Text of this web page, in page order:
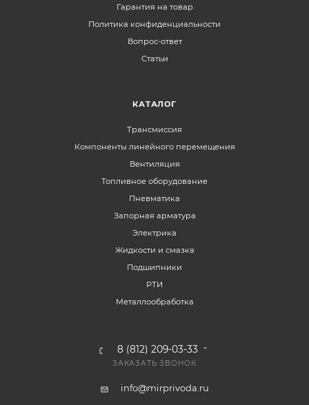
Гарантия на товар
Политика конфиденциальности
Вопрос-ответ
Статьи
КАТАЛОГ
Трансмиссия
Компоненты линейного перемещения
Вентиляция
Топливное оборудование
Пневматика
Запорная арматура
Электрика
Жидкости и смазка
Подшипники
РТИ
Металлообработка
8 (812) 209-03-33
ЗАКАЗАТЬ ЗВОНОК
info@mirprivoda.ru